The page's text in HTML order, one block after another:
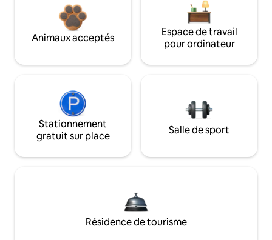
Animaux acceptés
Espace de travail
pour ordinateur
Stationnement
gratuit sur place
Salle de sport
Résidence de tourisme